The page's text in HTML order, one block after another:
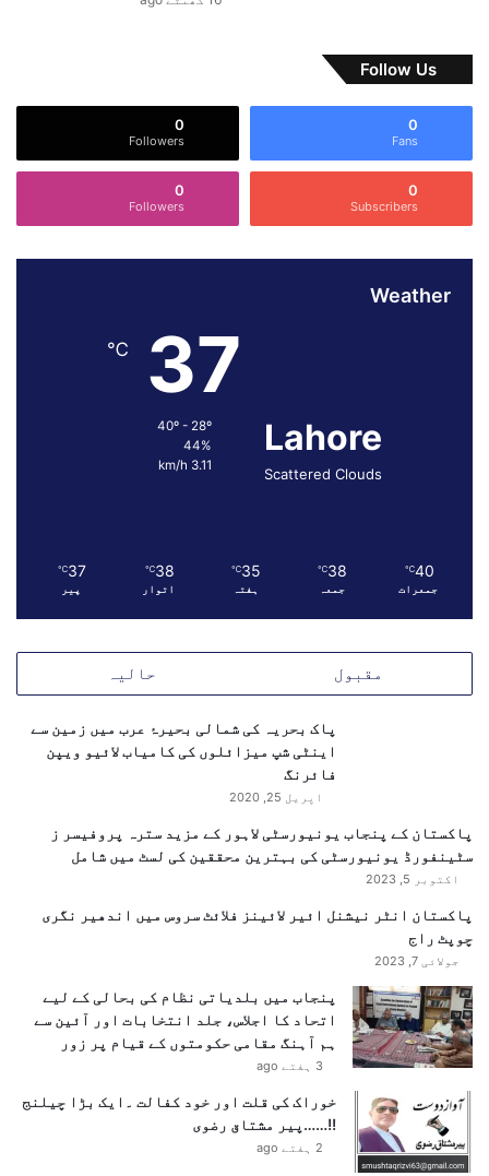
Follow Us
0
Fans
0
Followers
0
Subscribers
0
Followers
Weather
Lahore
Scattered Clouds
37
℃
44%
3.11 km/h
40
℃
جمعرات
38
℃
جمعہ
35
℃
ہفتہ
38
℃
اتوار
37
℃
پیر
مقبول حالیہ
پاک بحریہ کی شمالی بحیرۂ عرب میں زمین سے
اینٹی شپ میزائلوں کی کامیاب لائیو ویپن
فائرنگ
اپریل 25, 2020
پاکستان کے پنجاب یونیورسٹی لاہور کے مزید سترہ پروفیسر ز
سٹینفورڈ یونیورسٹی کی بہترین محققین کی لسٹ میں شامل
اکتوبر 5, 2023
پاکستان انٹر نیشنل ائیر لائینز فلائٹ سروس میں اندھیر نگری
چوپٹ راج
جولائی 7, 2023
پنجاب میں بلدیاتی نظام کی بحالی کے لیے
اتحاد کا اجلاس، جلد انتخابات اور آئین سے
ہم آہنگ مقامی حکومتوں کے قیام پر زور
3 ہفتے ago
خوراک کی قلت اور خود کفالت ۔ایک بڑا چیلنج
!!……پیر مشتاق رضوی
2 ہفتے ago